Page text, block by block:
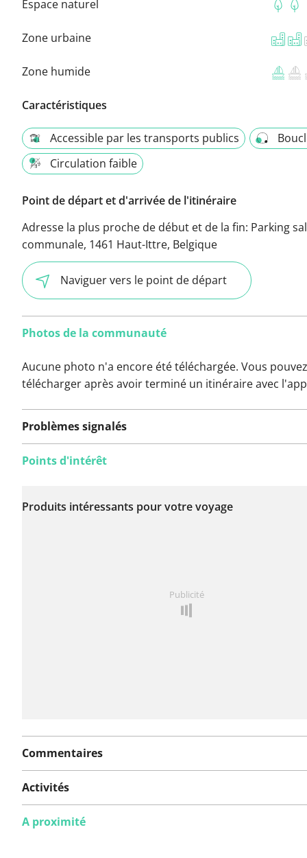
Espace naturel
Zone urbaine
Zone humide
Caractéristiques
Accessible par les transports publics
Circulation faible
Point de départ et d'arrivée de l'itinéraire
Adresse la plus proche de début et de la fin: Parking
communale, 1461 Haut-Ittre, Belgique
Naviguer vers le point de départ
Photos de la communauté
Aucune photo n'a encore été téléchargée. Vous
télécharger après avoir terminé un itinéraire avec
Problèmes signalés
encore été signalé sur
Points d'intérêt
Produits intéressants pour votre voyage
Publicité
Commentaires
Activités
A proximité